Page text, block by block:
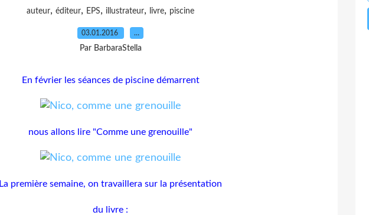
auteur, éditeur, EPS, illustrateur, livre, piscine
03.01.2016 …
Par BarbaraStella
En février les séances de piscine démarrent
nous allons lire "Comme une grenouille"
La première semaine, on travaillera sur la présentation
du livre :